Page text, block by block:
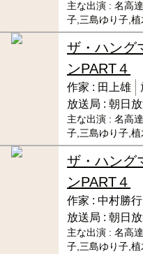
主な出演 : 名高
子,三島ゆり子,植
ザ・ハング
ンPART４
作家 : 田上雄
放送局 : 朝日
主な出演 : 名高
子,三島ゆり子,植
ザ・ハング
ンPART４
作家 : 中村勝行
放送局 : 朝日
主な出演 : 名高
子,三島ゆり子,植